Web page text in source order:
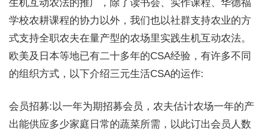
生机互动农法的推广，除了读书会、实作课程、华德福
学校农耕课程的协力以外，我们也以社群支持农业的方
式支持全职农夫在量产型的农场里实践生机互动农法。
欧美及日本等地已有二十多年的CSA经验，有许多不同
的组织方式，以下介绍三元生活CSA的运作:
会员招募:以一年为期招募会员，农夫估计农场一年的产
出能供应多少家庭日常的蔬菜所需，以此订出会员人数